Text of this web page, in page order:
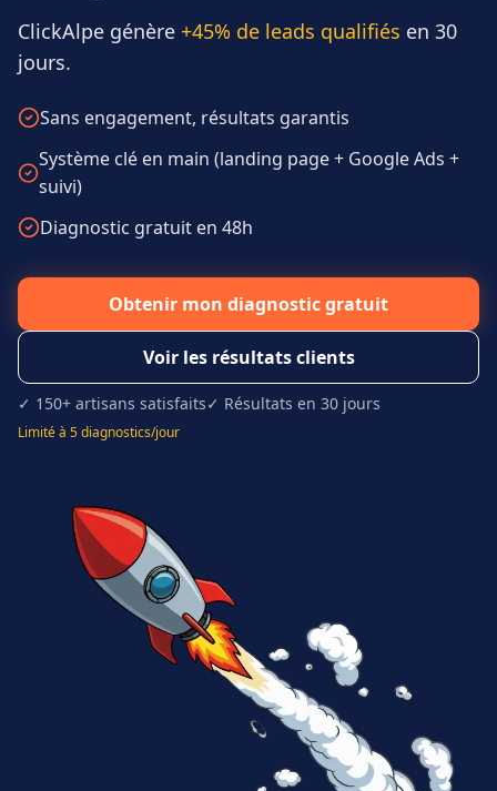
ClickAlpe génère +45% de leads qualifiés en 30
jours.
Sans engagement, résultats garantis
Système clé en main (landing page + Google Ads +
suivi)
Diagnostic gratuit en 48h
Obtenir mon diagnostic gratuit
Voir les résultats clients
✓ 150+ artisans satisfaits✓ Résultats en 30 jours
Limité à 5 diagnostics/jour